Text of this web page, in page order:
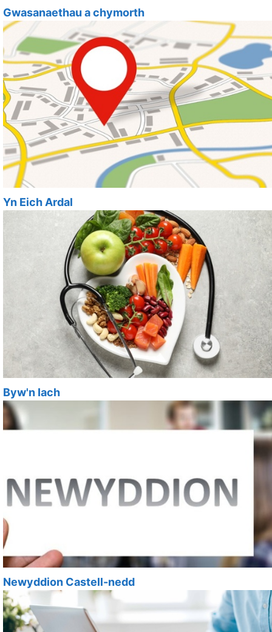
Gwasanaethau a chymorth
Yn Eich Ardal
Byw'n Iach
Newyddion Castell-nedd